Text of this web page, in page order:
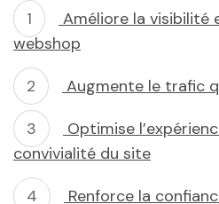
Améliore la visibilité
webshop
Augmente le trafic
Optimise
convivialité du site
Renforce la